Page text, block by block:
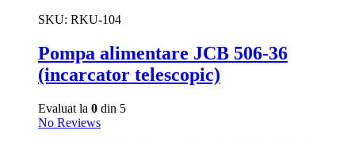
SKU: RKU-104
Pompa alimentare JCB 506-36
(incarcator telescopic)
Evaluat la 0 din 5
No Reviews